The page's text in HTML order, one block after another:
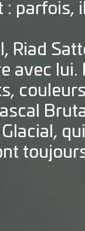
parfois,
Riad
avec